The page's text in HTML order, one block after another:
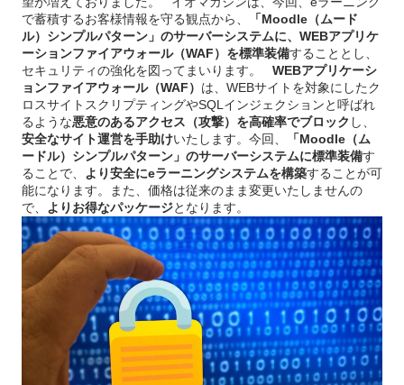
で蓄積するお客様情報を守る観点から、
「Moodle（ムード
ル）シンプルパターン」のサーバーシステムに、WEBアプリケ
ーションファイアウォール（WAF）を標準装備することとし、
セキュリティの強化を図ってまいります。 WEBアプリケーシ
ョンファイアウォール（WAF） は、WEBサイトを対象にしたク
ロスサイトスクリプティングやSQLインジェクションと呼ばれ
るような悪意のあるアクセス（攻撃）を高確率でブロック し、
安全なサイト運営を手助けいたします。今回、
「Moodle（ム
ードル）シンプルパターン」のサーバーシステムに標準装備す
ることで、 より安全にeラーニングシステムを構築することが可
能になります。また、価格は従来のまま変更いたしませんの
で、 よりお得なパッケージとなります。